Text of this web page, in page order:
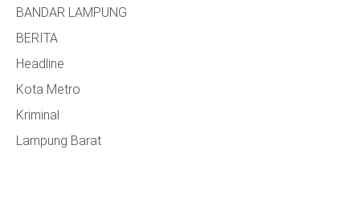
BANDAR LAMPUNG
BERITA
Headline
Kota Metro
Kriminal
Lampung Barat